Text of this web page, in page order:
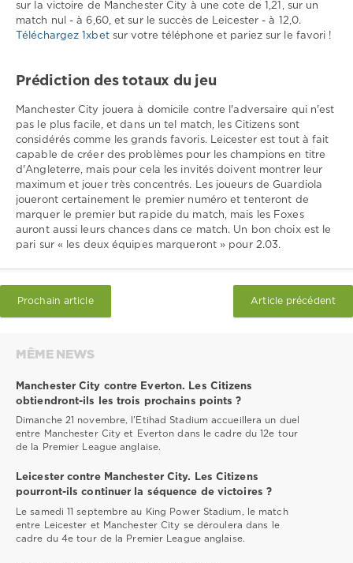
sur la victoire de Manchester City à une cote de 1,21, sur un
match nul - à 6,60, et sur le succès de Leicester - à 12,0.
Téléchargez 1xbet sur votre téléphone et pariez sur le favori !
Prédiction des totaux du jeu
Manchester City jouera à domicile contre l'adversaire qui n'est
pas le plus facile, et dans un tel match, les Citizens sont
considérés comme les grands favoris. Leicester est tout à fait
capable de créer des problèmes pour les champions en titre
d'Angleterre, mais pour cela les invités doivent montrer leur
maximum et jouer très concentrés. Les joueurs de Guardiola
joueront certainement le premier numéro et tenteront de
marquer le premier but rapide du match, mais les Foxes
auront aussi leurs chances dans ce match. Un bon choix est le
pari sur « les deux équipes marqueront » pour 2.03.
Prochain article Article précédent
MÊME NEWS
Manchester City contre Everton. Les Citizens
obtiendront-ils les trois prochains points ?
Dimanche 21 novembre, l'Etihad Stadium accueillera un duel
entre Manchester City et Everton dans le cadre du 12e tour
de la Premier League anglaise.
Leicester contre Manchester City. Les Citizens
pourront-ils continuer la séquence de victoires ?
Le samedi 11 septembre au King Power Stadium, le match
entre Leicester et Manchester City se déroulera dans le
cadre du 4e tour de la Premier League anglaise.